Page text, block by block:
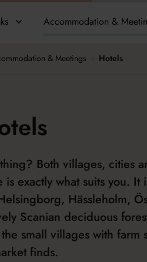
Accommodation &
& Meetings Hotels
Both villages, cities
exactly what suits you. It
Hässleholm,
Scanian deciduous
small villages with farm
finds.